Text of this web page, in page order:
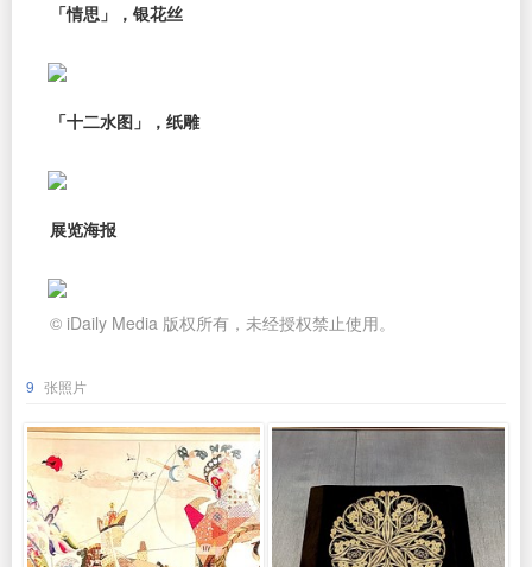
「情思」，银花丝
「十二水图」，纸雕
展览海报
© iDaily Media 版权所有，未经授权禁止使用。
9 张照片